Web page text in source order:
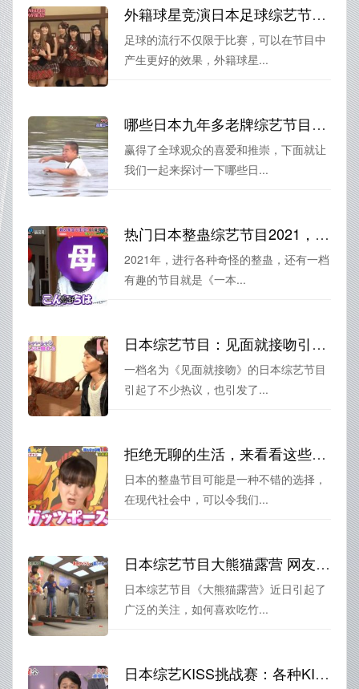
外籍球星竞演日本足球综艺节目，超过足坛之王？
足球的流行不仅限于比赛，可以在节目中
产生更好的效果，外籍球星...
哪些日本九年多老牌综艺节目风靡全球？
赢得了全球观众的喜爱和推崇，下面就让
我们一起来探讨一下哪些日...
热门日本整蛊综艺节目2021，最受网络好评的节目大盘点
2021年，进行各种奇怪的整蛊，还有一档
有趣的节目就是《一本...
日本综艺节目：见面就接吻引热议，你会参与吗？
一档名为《见面就接吻》的日本综艺节目
引起了不少热议，也引发了...
拒绝无聊的生活，来看看这些经典的日本整蛊节目
日本的整蛊节目可能是一种不错的选择，
在现代社会中，可以令我们...
日本综艺节目大熊猫露营 网友：太可爱啦
日本综艺节目《大熊猫露营》近日引起了
广泛的关注，如何喜欢吃竹...
日本综艺KISS挑战赛：各种KISS玩法等你来挑战